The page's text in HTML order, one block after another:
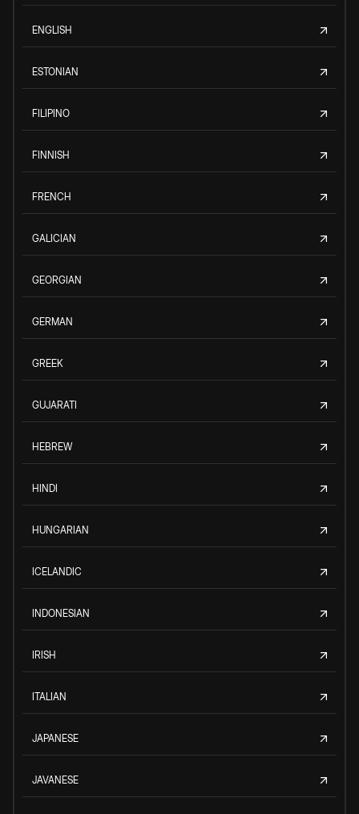
ENGLISH
ESTONIAN
FILIPINO
FINNISH
FRENCH
GALICIAN
GEORGIAN
GERMAN
GREEK
GUJARATI
HEBREW
HINDI
HUNGARIAN
ICELANDIC
INDONESIAN
IRISH
ITALIAN
JAPANESE
JAVANESE